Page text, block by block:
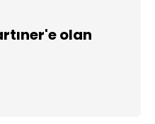
olan